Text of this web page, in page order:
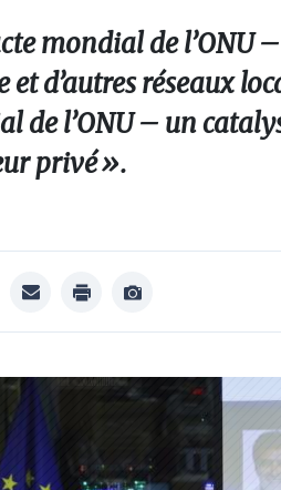
mondial de l’ONU
et d’autres réseaux
de l’ONU – un
privé ».
mail print
Afficher